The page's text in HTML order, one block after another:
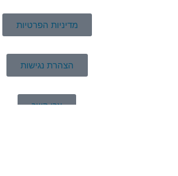
מדיניות הפרטיות
הצהרת נגישות
צרו קשר